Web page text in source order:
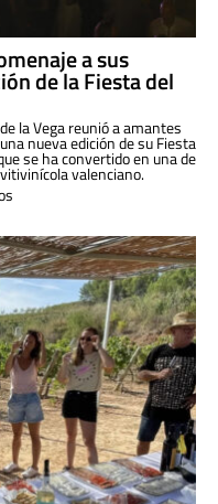
a sus
de la Fiesta del
la Vega reunió a amantes
nueva edición de su Fiesta
se ha convertido en una de
valenciano.